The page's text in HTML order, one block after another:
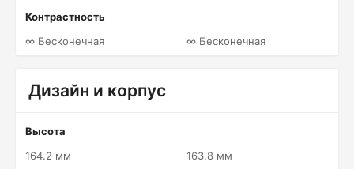
Контрастность
∞ Бесконечная
∞ Бесконечная
Дизайн и корпус
Высота
164.2 мм
163.8 мм